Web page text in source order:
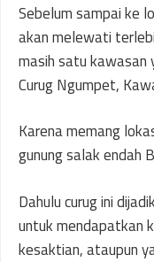
Sebelum sampai ke
akan melewati
masih satu kawasan
Curug Ngumpet,
Karena memang
gunung salak endah
Dahulu curug ini
untuk mendapatkan
kesaktian, ataupun